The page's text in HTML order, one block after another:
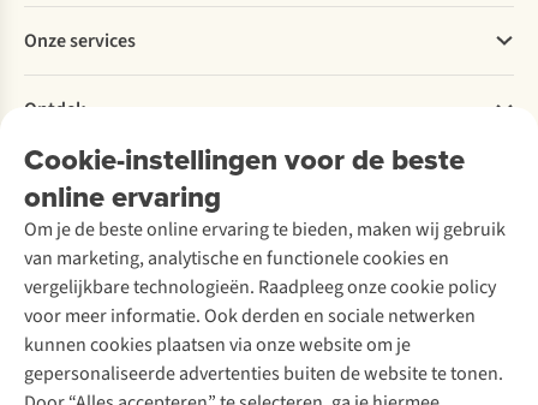
Cookie-instellingen voor de beste
online ervaring
Om je de beste online ervaring te bieden, maken wij gebruik
van marketing, analytische en functionele cookies en
vergelijkbare technologieën. Raadpleeg onze cookie policy
voor meer informatie. Ook derden en sociale netwerken
kunnen cookies plaatsen via onze website om je
gepersonaliseerde advertenties buiten de website te tonen.
Betalen
Levering
Retourneren
Bestelling herroepen
Garantie
Contact
Explore More
Verantwoord ondernemen
Over Ayacucho
Onze winkels
Over A.S.Adventure
Toegankelijkheidsverklaring
Onze services
Ski-onderhoud
Wasservice
Schoenonderhoud
Schoenherstelling
Kledingherstelling
Retouches
Voor bedrijven
Ontdek
A.S.Magazine
Podcast
Explore Academy
Explore Camp
Gear Check
Inspiratie & advies
Meld je aan voor de nieuwsbrief
Follow us